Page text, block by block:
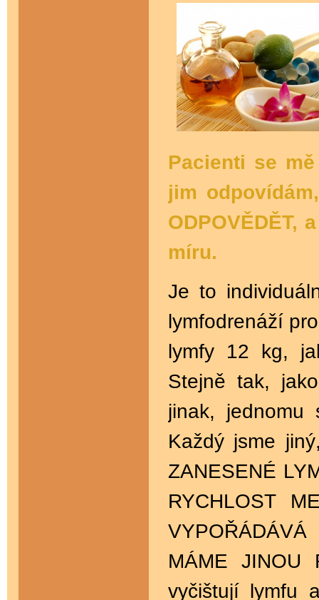
Pacienti se
jim
ODPOVĚDĚT,
míru.
Je to
lymfodrenáží
lymfy 12 kg,
Stejně tak,
jinak,
Každý jsme
ZANESENÉ
RYCHLOST
MÁME JINOU
vyčištují lymfu